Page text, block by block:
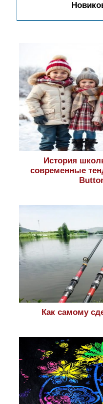
История
современные
Как самому